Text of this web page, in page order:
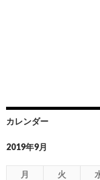
カレンダー
2019年9月
月 火